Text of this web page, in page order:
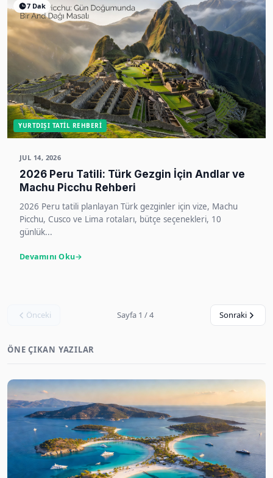
7 Dak
YURTDIŞI TATIL REHBERI
JUL 14, 2026
2026 Peru Tatili: Türk Gezgin İçin Andlar ve
Machu Picchu Rehberi
2026 Peru tatili planlayan Türk gezginler için vize, Machu
Picchu, Cusco ve Lima rotaları, bütçe seçenekleri, 10
günlük...
Devamını Oku
Önceki Sayfa 1 / 4 Sonraki
ÖNE ÇIKAN YAZILAR